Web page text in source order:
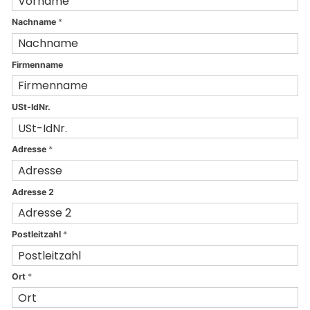
Nachname *
Firmenname
USt-IdNr.
Adresse *
Adresse 2
Postleitzahl *
Ort *